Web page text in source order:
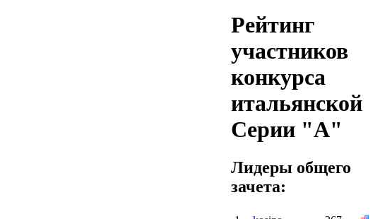
Рейтинг
участников
конкурса
итальянской
Серии "А"
Лидеры общего
зачета: